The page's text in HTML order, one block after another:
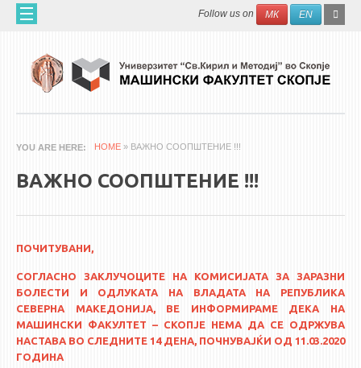
Skip to main content Search
Follow us on МК EN
ABOUT US
60 YEARS MF
SCIENTIFIC ACTIVITIES
APPLIED ACTIVITES
ACADEMIC STAFF
PROFESSORS
ASSOCIATE PROFESSORS
YOU ARE HERE HOME » ВАЖНО СООПШТЕНИЕ !!!
ВАЖНО СООПШТЕНИЕ !!!
ПОЧИТУВАНИ,
СОГЛАСНО ЗАКЛУЧОЦИТЕ НА КОМИСИЈАТА ЗА ЗАРАЗНИ
БОЛЕСТИ И ОДЛУКАТА НА ВЛАДАТА НА РЕПУБЛИКА
СЕВЕРНА МАКЕДОНИЈА, ВЕ ИНФОРМИРАМЕ ДЕКА НА
МАШИНСКИ ФАКУЛТЕТ – СКОПЈЕ НЕМА ДА СЕ ОДРЖУВА
НАСТАВА ВО СЛЕДНИТЕ 14 ДЕНА, ПОЧНУВАЈЌИ ОД 11.03.2020
ГОДИНА